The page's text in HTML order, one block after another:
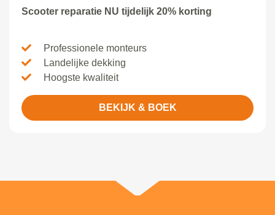
Scooter reparatie NU tijdelijk 20% korting
Professionele monteurs
Landelijke dekking
Hoogste kwaliteit
BEKIJK & BOEK